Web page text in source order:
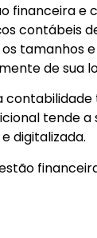
financeira e
contábeis
tamanhos
de sua
tende
digitalizada.